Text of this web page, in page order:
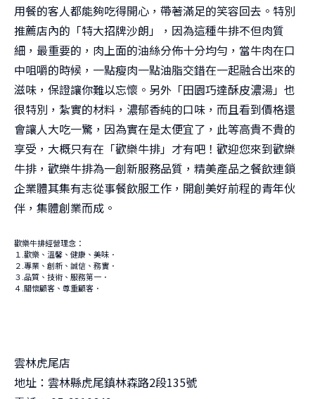
用餐的客人都能夠吃得開心，帶著滿足的笑容回去。特別
推薦店內的「特大招牌沙朗」，因為這種牛排不但肉質
細，最重要的，肉上面的油絲分佈十分均勻，當牛肉在口
中咀嚼的時候，一點瘦肉一點油脂交錯在一起融合出來的
滋味，保證讓你難以忘懷。另外「田園巧達酥皮濃湯」也
很特別，紮實的材料，濃郁香純的口味，而且看到價格還
會讓人大吃一驚，因為實在是太便宜了，此等高貴不貴的
享受，大概只有在「歡樂牛排」才有吧！歡迎您來到歡樂
牛排，歡樂牛排為一創新服務品質，精美產品之餐飲連鎖
企業體其集有志從事餐飲服工作，開創美好前程的青年伙
伴，集體創業而成。
歡樂牛排經營理念：
１ 歡樂、溫馨、健康、美味．
２ 專業、創新、誠信、務實．
３ 品質、技術、服務第一．
４ 關懷顧客、尊重顧客．
雲林虎尾店
地址：雲林縣虎尾鎮林森路2段135號